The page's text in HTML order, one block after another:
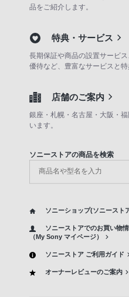
品をご紹介します。
特典・サービス
長期保証や商品の設置サービ
優待など、豊富なサービスと特
店舗のご案内
銀座・札幌・名古屋・大阪・
います。
ソニーストアの商品を検索
ソニーショップ(ソニースト
ソニーストアでのお買い物
（My Sony マイページ）
ソニーストア ご利用ガイド
オーナーレビューのご案内